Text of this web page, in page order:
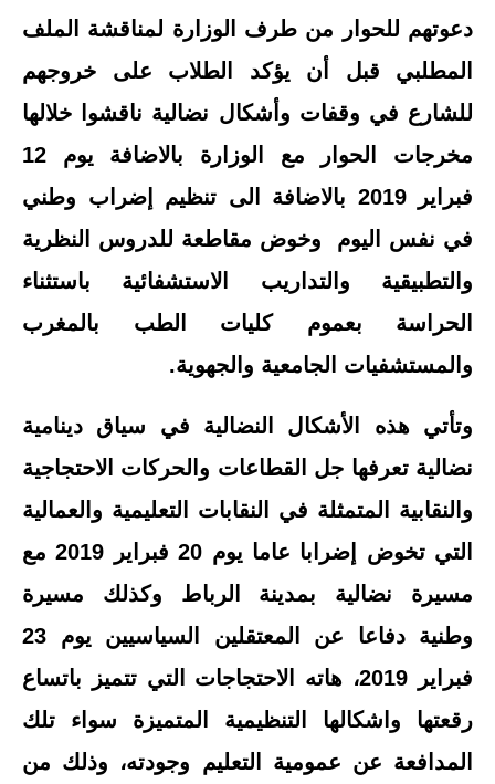
دعوتهم للحوار من طرف الوزارة لمناقشة الملف
المطلبي قبل أن يؤكد الطلاب على خروجهم
للشارع في وقفات وأشكال نضالية ناقشوا خلالها
مخرجات الحوار مع الوزارة بالاضافة يوم 12
فبراير 2019 بالاضافة الى تنظيم إضراب وطني
في نفس اليوم وخوض مقاطعة للدروس النظرية
والتطبيقية والتداريب الاستشفائية باستثناء
الحراسة بعموم كليات الطب بالمغرب
والمستشفيات الجامعية والجهوية.
وتأتي هذه الأشكال النضالية في سياق دينامية
نضالية تعرفها جل القطاعات والحركات الاحتجاجية
والنقابية المتمثلة في النقابات التعليمية والعمالية
التي تخوض إضرابا عاما يوم 20 فبراير 2019 مع
مسيرة نضالية بمدينة الرباط وكذلك مسيرة
وطنية دفاعا عن المعتقلين السياسيين يوم 23
فبراير 2019، هاته الاحتجاجات التي تتميز باتساع
رقعتها واشكالها التنظيمية المتميزة سواء تلك
المدافعة عن عمومية التعليم وجودته، وذلك من